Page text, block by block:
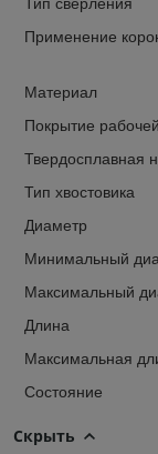
Применение
Материал
Покрытие
Твердосплавная
Тип хвостовика
Диаметр
Минимальный
Максимальный
Длина
Максимальная
Состояние
Скрыть